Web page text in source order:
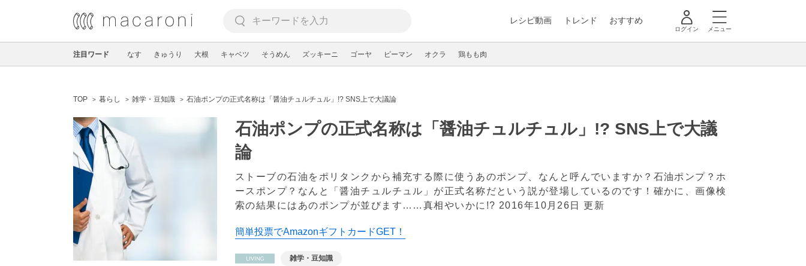
レシピ動画 トレンド おすすめ
ログイン メニュー
注目ワード なす きゅうり 大根 キャベツ そうめん ズッキーニ ゴーヤ ピーマン オクラ 鶏もも肉
TOP 暮らし 雑学・豆知識 石油ポンプの正式名称は「醤油チュルチュル」!? SNS上で大議論
石油ポンプの正式名称は「醤油チュルチュル」!? SNS上で大議
論
ストーブの石油をポリタンクから補充する際に使うあのポンプ、なんと呼んでいますか？石油ポンプ？ホ
ースポンプ？なんと「醤油チュルチュル」が正式名称だという説が登場しているのです！確かに、画像検
索の結果にはあのポンプが並びます……真相やいかに!? 2016年10月26日 更新
簡単投票でAmazonギフトカードGET！
雑学・豆知識